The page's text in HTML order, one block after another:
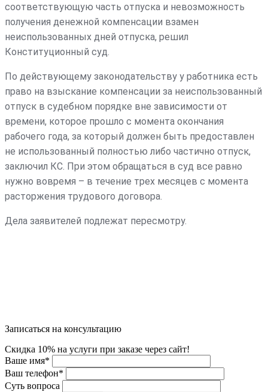
соответствующую часть отпуска и невозможность
получения денежной компенсации взамен
неиспользованных дней отпуска, решил
Конституционный суд.
По действующему законодательству у работника есть
право на взыскание компенсации за неиспользованный
отпуск в судебном порядке вне зависимости от
времени, которое прошло с момента окончания
рабочего года, за который должен быть предоставлен
не использованный полностью либо частично отпуск,
заключил КС. При этом обращаться в суд все равно
нужно вовремя – в течение трех месяцев с момента
расторжения трудового договора.
Дела заявителей подлежат пересмотру.
Записаться на консультацию
Скидка 10% на услуги при заказе через сайт!
Ваше имя*
Ваш телефон*
Суть вопроса